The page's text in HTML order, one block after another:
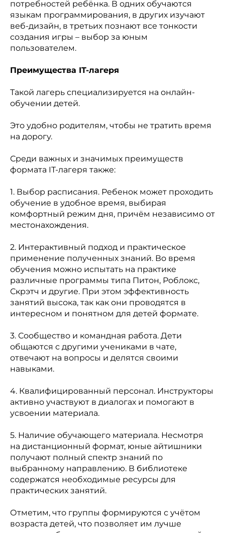
потребностей ребёнка. В одних обучаются
языкам программирования, в других изучают
веб-дизайн, в третьих познают все тонкости
создания игры – выбор за юным
пользователем.
Преимущества IT-лагеря
Такой лагерь специализируется на онлайн-
обучении детей.
Это удобно родителям, чтобы не тратить время
на дорогу.
Среди важных и значимых преимуществ
формата IT-лагеря также:
1. Выбор расписания. Ребенок может проходить
обучение в удобное время, выбирая
комфортный режим дня, причём независимо от
местонахождения.
2. Интерактивный подход и практическое
применение полученных знаний. Во время
обучения можно испытать на практике
различные программы типа Питон, Роблокс,
Скрэтч и другие. При этом эффективность
занятий высока, так как они проводятся в
интересном и понятном для детей формате.
3. Сообщество и командная работа. Дети
общаются с другими учениками в чате,
отвечают на вопросы и делятся своими
навыками.
4. Квалифицированный персонал. Инструкторы
активно участвуют в диалогах и помогают в
усвоении материала.
5. Наличие обучающего материала. Несмотря
на дистанционный формат, юные айтишники
получают полный спектр знаний по
выбранному направлению. В библиотеке
содержатся необходимые ресурсы для
практических занятий.
Отметим, что группы формируются с учётом
возраста детей, что позволяет им лучше